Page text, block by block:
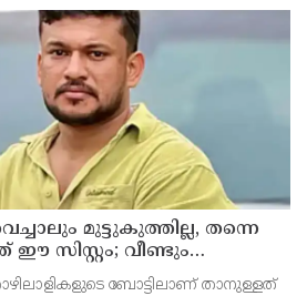
മുട്ടുകുത്തില്ല, തന്നെ
ഈ സിസ്റ്റം; വീണ്ടും
ആയങ്കി
ബോട്ടിലാണ് താനുള്ളത്